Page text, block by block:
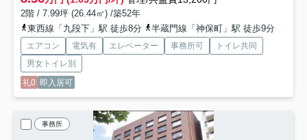
2階 / 7.99坪 (26.44㎡) /築52年
東西線「九段下」駅 徒歩8分
半蔵門線「神保町」駅 徒歩9分
エアコン 電気有 エレベーター 事務所可
トイレ共同
男女トイレ別
礼0 即入居可
事務所